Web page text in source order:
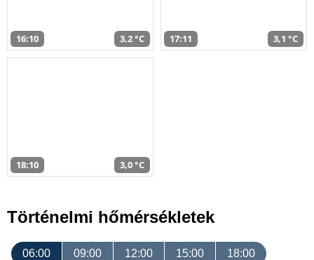
16:10 3,2 °C 17:11 3,1 °C
18:10 3,0 °C
Történelmi hőmérsékletek
06:00 09:00 12:00 15:00 18:00